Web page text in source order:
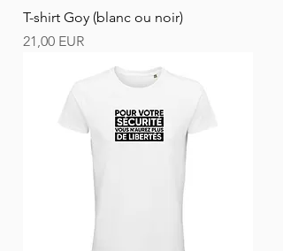
T-shirt Goy (blanc ou noir)
Ár
21,00 EUR